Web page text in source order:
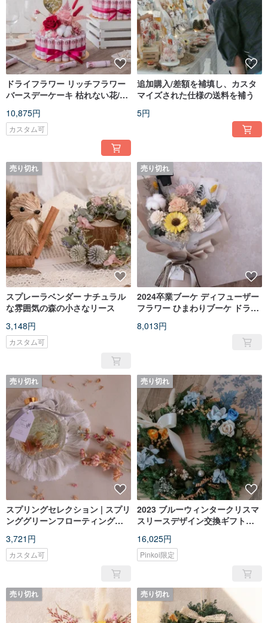
ドライフラワー リッチフラワー
バースデーケーキ 枯れない花/ド
ー/ギフト 2023年 母の日
10,875円
カスタム可
追加購入/差額を補填し、カスタ
マイズされた仕様の送料を補う
5円
売り切れ
スプレーラベンダー ナチュラル
な雰囲気の森の小さなリース
3,148円
カスタム可
売り切れ
2024卒業ブーケ ディフューザー
フラワー ひまわりブーケ ドライ
8,013円
売り切れ
スプリングセレクション | スプリ
ンググリーンフローティングフ
3,721円
カスタム可
売り切れ
2023 ブルーウィンタークリスマ
スリースデザイン交換ギフトエ
16,025円
Pinkoi限定
売り切れ 売り切れ